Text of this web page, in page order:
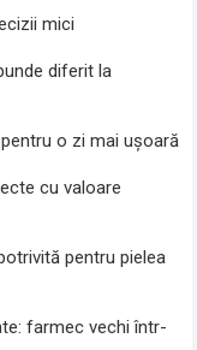
mici
diferit la
o zi mai ușoară
cu valoare
pentru pielea
farmec vechi într-